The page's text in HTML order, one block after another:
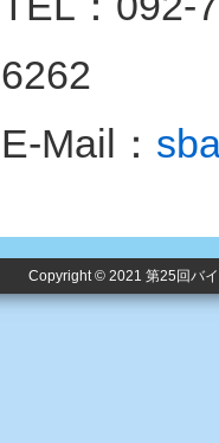
6262
E-Mail：
Copyright © 2021 第25回バ